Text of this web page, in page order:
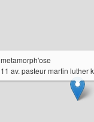
metamorph'ose
11 av. pasteur martin luther